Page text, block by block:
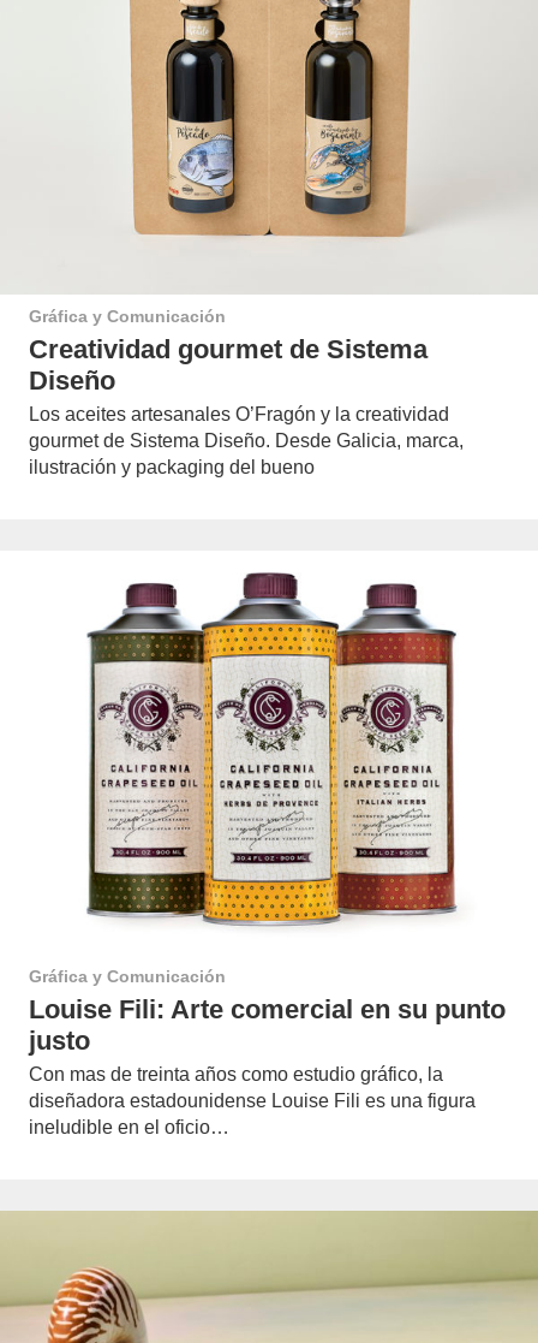
Gráfica y Comunicación
Creatividad gourmet de Sistema
Diseño
Los aceites artesanales O’Fragón y la creatividad
gourmet de Sistema Diseño. Desde Galicia, marca,
ilustración y packaging del bueno
Gráfica y Comunicación
Louise Fili: Arte comercial en su punto
justo
Con mas de treinta años como estudio gráfico, la
diseñadora estadounidense Louise Fili es una figura
ineludible en el oficio…